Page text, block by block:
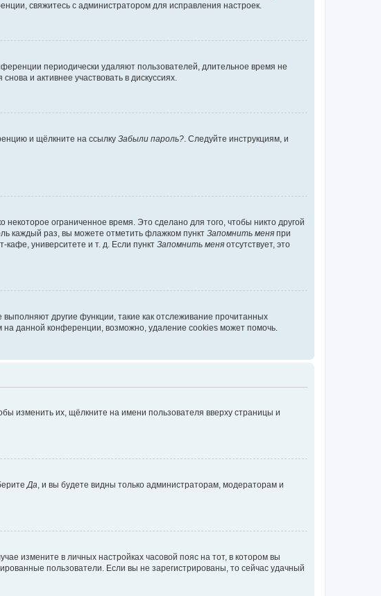
свяжитесь с администратором для исправления настроек.
периодически удаляют пользователей, длительное время не
и активнее участвовать в дискуссиях.
и щёлкните на ссылку Забыли пароль?. Следуйте инструкциям, и
ограниченное время. Это сделано для того, чтобы никто другой
каждый раз, вы можете отметить флажком пункт Запомнить меня при
университете и т. д. Если пункт Запомнить меня отсутствует, это
другие функции, такие как отслеживание прочитанных
данной конференции, возможно, удаление cookies может помочь.
изменить их, щёлкните на имени пользователя вверху страницы и
Да, и вы будете видны только администраторам, модераторам и
измените в личных настройках часовой пояс на тот, в котором вы
пользователи. Если вы не зарегистрированы, то сейчас удачный